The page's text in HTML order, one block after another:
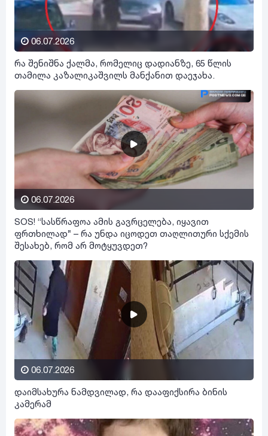
06.07.2026
რა შენიშნა ქალმა, რომელიც დადიანზე, 65 წლის
თამილა კაზალიკაშვილს მანქანით დაეჯახა.
06.07.2026
SOS! “სასწრაფოა ამის გავრცელება, იყავით
ფრთხილად” – რა უნდა იცოდეთ თაღლითური სქემის
შესახებ, რომ არ მოტყუვდეთ?
06.07.2026
დაიმსახურა ნამდვილად, რა დააფიქსირა ბინის
კამერამ